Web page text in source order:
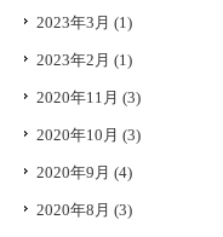
2023年3月 (1)
2023年2月 (1)
2020年11月 (3)
2020年10月 (3)
2020年9月 (4)
2020年8月 (3)